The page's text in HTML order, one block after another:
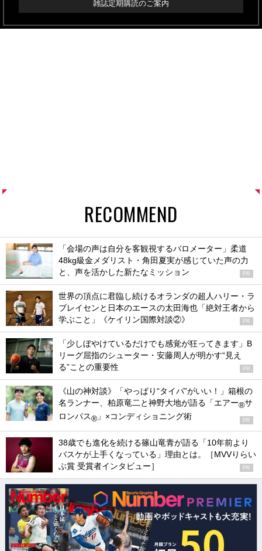
雑誌定期購読のご案内
RECOMMEND
「会場の声は自分を客観視するバロメーター」柔道
48kg級金メダリスト・角田夏実が感じていた声の力
と、声を活かした新たなミッション
PR
世界の頂点に君臨し続けるオランダの超人ハリー・ラ
ブレイセンと日本のエースの太田海也「絶対王者から
学ぶこと」《ケイリン国際対談②》
PR
「少しぼやけているだけでも感覚が狂ってきます」B
リーグ屈指のシューター・安藤周人が明かす“見え
る”ことの重要性
PR
《山の神対談》「やっぱり“タイパ”がいい！」箱根の
名ランナー、柏原竜二と神野大地が語る「エアー®サ
ロンパス® 」×コンディショニング術 PR
38歳でも進化を続ける篠山竜青が語る「10年前より
バスケが上手くなっている」理由とは。［MVVりらい
ぶ賞 受賞者インタビュー］
PR